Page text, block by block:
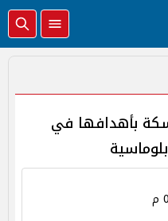
بأهدافها في